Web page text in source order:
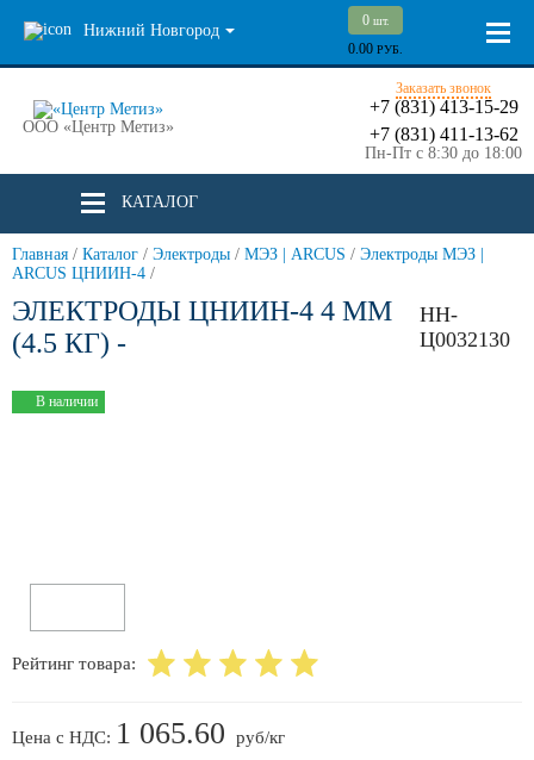
Нижний Новгород
0 шт.
0.00 РУБ.
ООО «Центр Метиз»
Заказать звонок
+7 (831) 413-15-29
+7 (831) 411-13-62
Пн-Пт с 8:30 до 18:00
КАТАЛОГ
Главная / Каталог / Электроды / МЭЗ | ARCUS / Электроды МЭЗ |
ARCUS ЦНИИН-4 /
ЭЛЕКТРОДЫ ЦНИИН-4 4 ММ
(4.5 КГ) -
НН-
Ц0032130
В наличии
Рейтинг товара:
Цена с НДС: 1 065.60 руб/кг